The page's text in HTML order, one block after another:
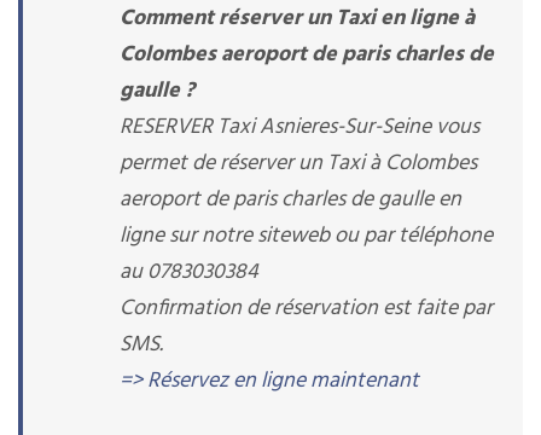
Comment réserver un Taxi en ligne à
Colombes aeroport de paris charles de
gaulle ?
RESERVER Taxi Asnieres-Sur-Seine vous
permet de réserver un Taxi à Colombes
aeroport de paris charles de gaulle en
ligne sur notre siteweb ou par téléphone
au 0783030384
Confirmation de réservation est faite par
SMS.
=> Réservez en ligne maintenant